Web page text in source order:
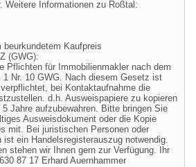
Weitere Informationen zu Roßtal:
Kaufpreis
(GWG):
Pflichten für Immobilienmakler nach dem
Nr. 10 GWG. Nach diesem Gesetz ist
bei Kontaktaufnahme die
d.h. Ausweispapiere zu kopieren
Jahre aufzubewahren. Bitte bringen Sie
Ausweisdokument oder die Kopie
mit. Bei juristischen Personen oder
ist ein Handelsregisterauszug notwendig.
stehen wir Ihnen gern zur Verfügung. Ihr
87 17 Erhard Auernhammer